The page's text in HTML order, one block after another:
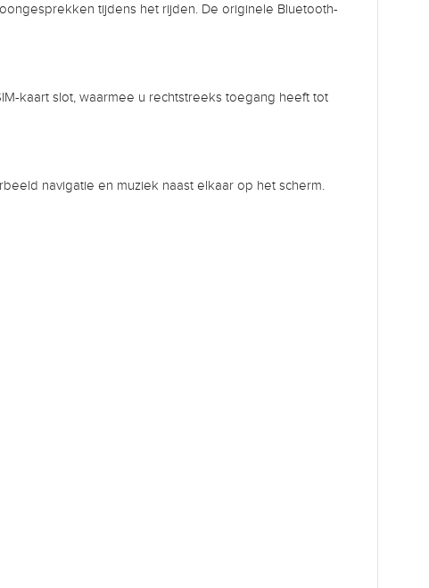
tijdens het rijden. De originele Bluetooth-
kaart slot, waarmee u rechtstreeks toegang heeft tot
navigatie en muziek naast elkaar op het scherm.